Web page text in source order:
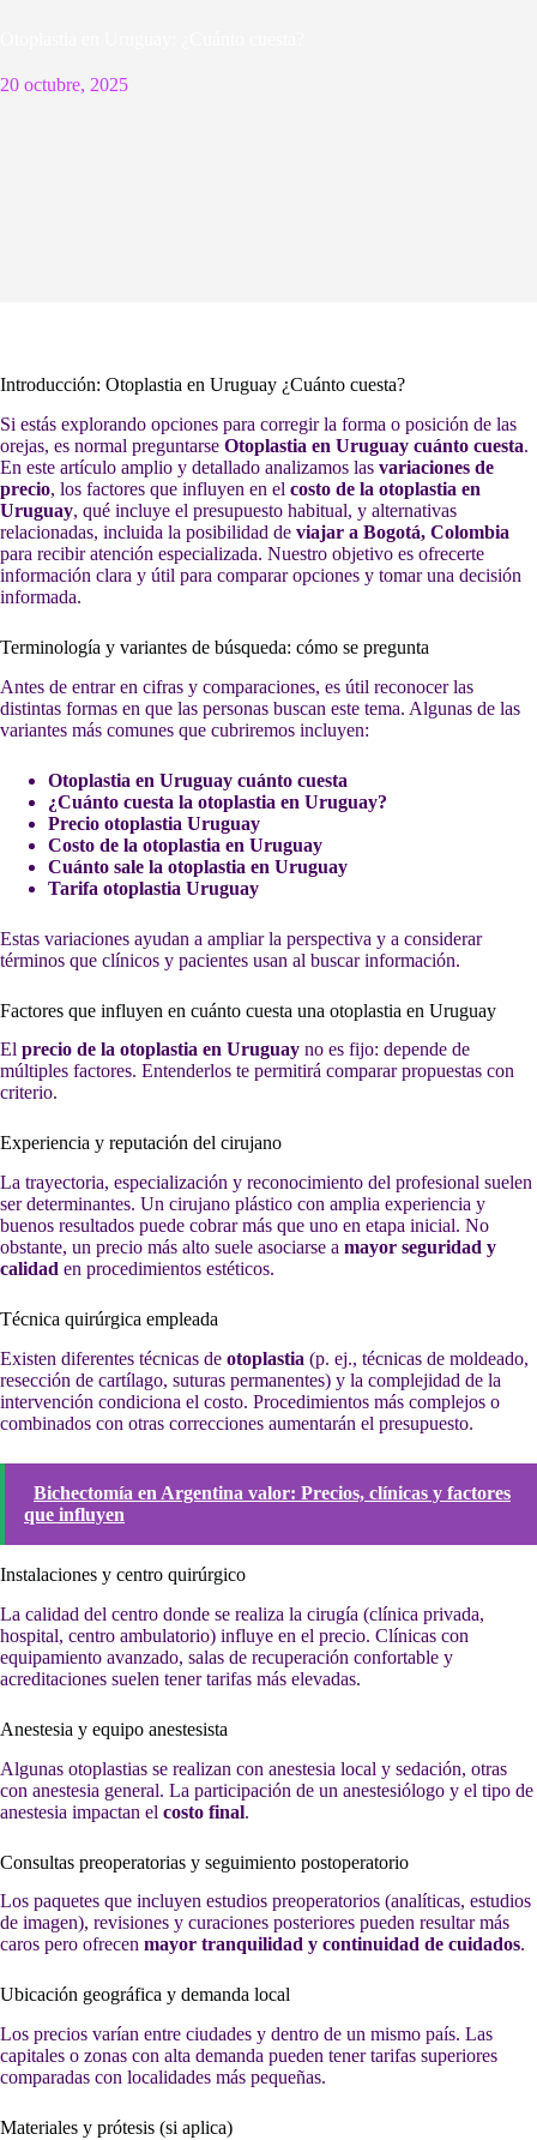
20 octubre, 2025
Introducción: Otoplastia en Uruguay ¿Cuánto cuesta?
Si estás explorando opciones para corregir la forma o posición de las
orejas, es normal preguntarse Otoplastia en Uruguay cuánto cuesta.
En este artículo amplio y detallado analizamos las variaciones de
precio, los factores que influyen en el costo de la otoplastia en
Uruguay, qué incluye el presupuesto habitual, y alternativas
relacionadas, incluida la posibilidad de viajar a Bogotá, Colombia
para recibir atención especializada. Nuestro objetivo es ofrecerte
información clara y útil para comparar opciones y tomar una decisión
informada.
Terminología y variantes de búsqueda: cómo se pregunta
Antes de entrar en cifras y comparaciones, es útil reconocer las
distintas formas en que las personas buscan este tema. Algunas de las
variantes más comunes que cubriremos incluyen:
Otoplastia en Uruguay cuánto cuesta
¿Cuánto cuesta la otoplastia en Uruguay?
Precio otoplastia Uruguay
Costo de la otoplastia en Uruguay
Cuánto sale la otoplastia en Uruguay
Tarifa otoplastia Uruguay
Estas variaciones ayudan a ampliar la perspectiva y a considerar
términos que clínicos y pacientes usan al buscar información.
Factores que influyen en cuánto cuesta una otoplastia en Uruguay
El precio de la otoplastia en Uruguay no es fijo: depende de
múltiples factores. Entenderlos te permitirá comparar propuestas con
criterio.
Experiencia y reputación del cirujano
La trayectoria, especialización y reconocimiento del profesional suelen
ser determinantes. Un cirujano plástico con amplia experiencia y
buenos resultados puede cobrar más que uno en etapa inicial. No
obstante, un precio más alto suele asociarse a mayor seguridad y
calidad en procedimientos estéticos.
Técnica quirúrgica empleada
Existen diferentes técnicas de otoplastia (p. ej., técnicas de moldeado,
resección de cartílago, suturas permanentes) y la complejidad de la
intervención condiciona el costo. Procedimientos más complejos o
combinados con otras correcciones aumentarán el presupuesto.
Bichectomía en Argentina valor: Precios, clínicas y factores
que influyen
Instalaciones y centro quirúrgico
La calidad del centro donde se realiza la cirugía (clínica privada,
hospital, centro ambulatorio) influye en el precio. Clínicas con
equipamiento avanzado, salas de recuperación confortable y
acreditaciones suelen tener tarifas más elevadas.
Anestesia y equipo anestesista
Algunas otoplastias se realizan con anestesia local y sedación, otras
con anestesia general. La participación de un anestesiólogo y el tipo de
anestesia impactan el costo final.
Consultas preoperatorias y seguimiento postoperatorio
Los paquetes que incluyen estudios preoperatorios (analíticas, estudios
de imagen), revisiones y curaciones posteriores pueden resultar más
caros pero ofrecen mayor tranquilidad y continuidad de cuidados.
Ubicación geográfica y demanda local
Los precios varían entre ciudades y dentro de un mismo país. Las
capitales o zonas con alta demanda pueden tener tarifas superiores
comparadas con localidades más pequeñas.
Materiales y prótesis (si aplica)